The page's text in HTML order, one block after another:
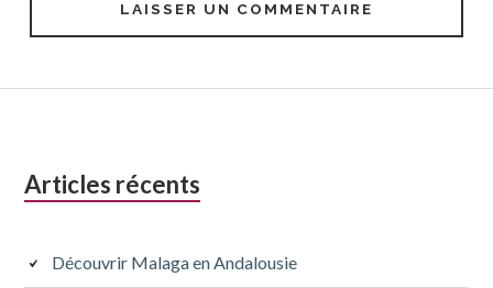
Colonne
subsidiaire
Articles récents
Découvrir Malaga en Andalousie